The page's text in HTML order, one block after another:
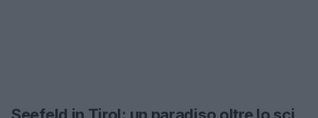
Seefeld in Tirol: un paradiso oltre lo sci